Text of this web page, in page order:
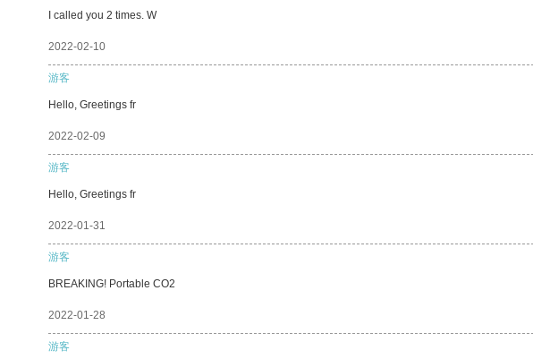
I called you 2 times. W
2022-02-10
游客
Hello, Greetings fr
2022-02-09
游客
Hello, Greetings fr
2022-01-31
游客
BREAKING! Portable CO2
2022-01-28
游客